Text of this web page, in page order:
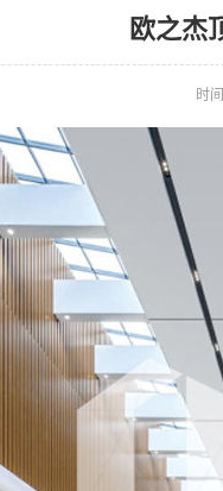
欧之杰
时